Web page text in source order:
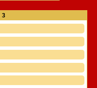
3